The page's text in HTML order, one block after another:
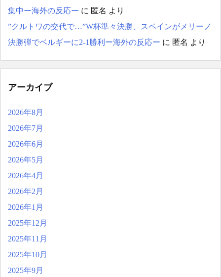
集中ー海外の反応ー に 匿名 より
”クルトワの交代で…”W杯準々決勝、スペインがメリーノ
決勝弾でベルギーに2-1勝利ー海外の反応ー に 匿名 より
アーカイブ
2026年8月
2026年7月
2026年6月
2026年5月
2026年4月
2026年2月
2026年1月
2025年12月
2025年11月
2025年10月
2025年9月